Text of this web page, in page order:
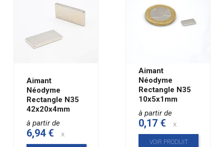
Aimant
Néodyme
Rectangle N35
42x20x4mm
à partir de
6,94 € x
Aimant
Néodyme
Rectangle N35
10x5x1mm
à partir de
0,17 € x
VOIR PRODUIT